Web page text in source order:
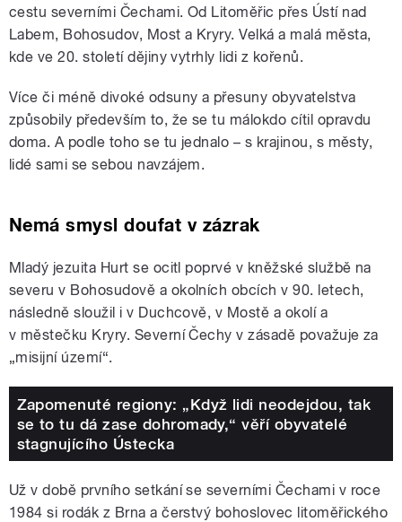
cestu severními Čechami. Od Litoměřic přes Ústí nad
Labem, Bohosudov, Most a Kryry. Velká a malá města,
kde ve 20. století dějiny vytrhly lidi z kořenů.
Více či méně divoké odsuny a přesuny obyvatelstva
způsobily především to, že se tu málokdo cítil opravdu
doma. A podle toho se tu jednalo – s krajinou, s městy,
lidé sami se sebou navzájem.
Nemá smysl doufat v zázrak
Mladý jezuita Hurt se ocitl poprvé v kněžské službě na
severu v Bohosudově a okolních obcích v 90. letech,
následně sloužil i v Duchcově, v Mostě a okolí a
v městečku Kryry. Severní Čechy v zásadě považuje za
„misijní území“.
Zapomenuté regiony: „Když lidi neodejdou, tak
se to tu dá zase dohromady,“ věří obyvatelé
stagnujícího Ústecka
Už v době prvního setkání se severními Čechami v roce
1984 si rodák z Brna a čerstvý bohoslovec litoměřického